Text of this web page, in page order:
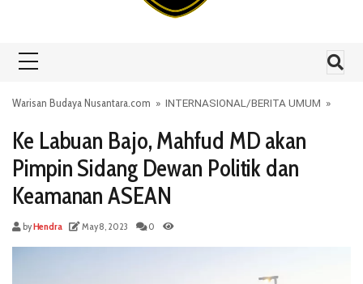
Warisan Budaya Nusantara.com » INTERNASIONAL /BERITA UMUM »
Ke Labuan Bajo, Mahfud MD akan
Pimpin Sidang Dewan Politik dan
Keamanan ASEAN
byHendra May 8, 2023 0